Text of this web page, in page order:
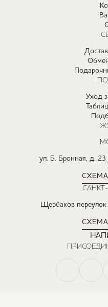
Уход
ул. Б. Бронная, д. 23
Щербаков